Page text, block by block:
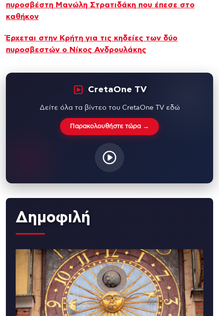
πυροσβέστη Μανώλη Στρατιδάκη που έπεσε στο
καθήκον
Έρχεται στην Κρήτη για τις κηδείες των δύο
πυροσβεστών ο Νίκος Ανδρουλάκης
CretaOne TV
Δείτε όλα τα βίντεο του CretaOne TV εδώ
Παρακολουθήστε τώρα →
Δημοφιλή